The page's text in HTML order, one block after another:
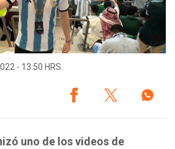
- 13:50 HRS.
uno de los videos de